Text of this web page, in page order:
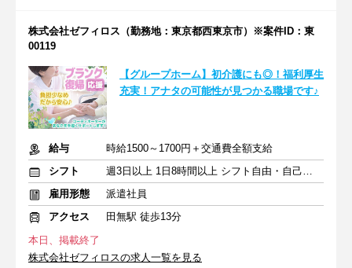
株式会社ゼフィロス（勤務地：東京都西東京市）※案件ID：東
00119
【グループホーム】初介護にも◎！福利厚生
充実！アナタの可能性が見つかる職場です♪
給与
時給1500～1700円＋交通費全額支給
シフト
週3日以上 1日8時間以上 シフト自由・自己申告
雇用形態
派遣社員
アクセス
田無駅 徒歩13分
本日、掲載終了
株式会社ゼフィロスの求人一覧を見る